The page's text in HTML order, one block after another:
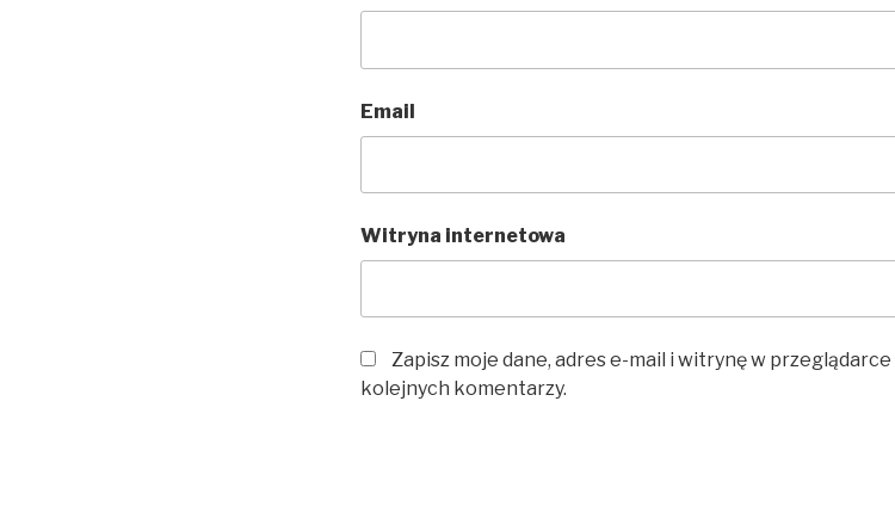
Email
Witryna internetowa
Zapisz moje dane, adres e-mail i witrynę w
kolejnych komentarzy.